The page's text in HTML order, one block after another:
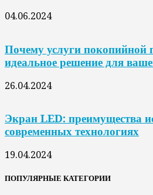
04.06.2024
Почему услуги покопийной
идеальное решение для
26.04.2024
Экран LED: преимущества
современных технологиях
19.04.2024
ПОПУЛЯРНЫЕ КАТЕГОРИИ